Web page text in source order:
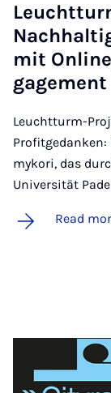
mit
gage­ment
Leuchtturm-
mykori, das
Universität
Read